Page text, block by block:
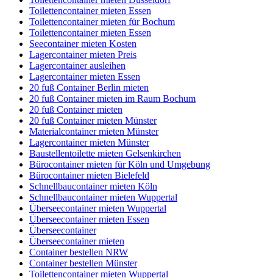
Toilettencontainer mieten Essen
Toilettencontainer mieten für Bochum
Toilettencontainer mieten Essen
Seecontainer mieten Kosten
Lagercontainer mieten Preis
Lagercontainer ausleihen
Lagercontainer mieten Essen
20 fuß Container Berlin mieten
20 fuß Container mieten im Raum Bochum
20 fuß Container mieten
20 fuß Container mieten Münster
Materialcontainer mieten Münster
Lagercontainer mieten Münster
Baustellentoilette mieten Gelsenkirchen
Bürocontainer mieten für Köln und Umgebung
Bürocontainer mieten Bielefeld
Schnellbaucontainer mieten Köln
Schnellbaucontainer mieten Wuppertal
Überseecontainer mieten Wuppertal
Überseecontainer mieten Essen
Überseecontainer
Überseecontainer mieten
Container bestellen NRW
Container bestellen Münster
Toilettencontainer mieten Wuppertal